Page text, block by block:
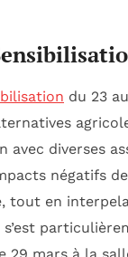
du 23
avec diverses
négatifs
tout en
s’est